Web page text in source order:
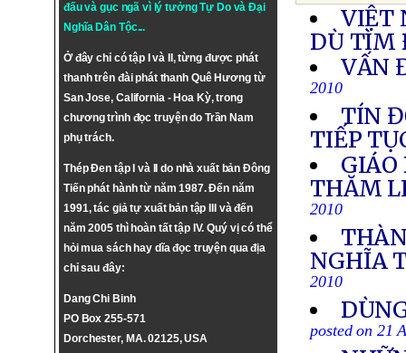
đấu và gục ngã vì lý tưởngTự DovàĐại
Nghĩa Dân Tộc...
Ở đây chỉ có tập I và II, từng được phát
thanh trên đài phát thanh Quê Hương từ
San Jose, California - Hoa Kỳ, trong
chương trình đọc truyện do Trần Nam
phụ trách.
Thép Đen tập I và II do nhà xuất bản Đông
Tiến phát hành từ năm 1987. Đến năm
1991, tác giả tự xuất bản tập III và đến
năm 2005 thì hoàn tất tập IV. Quý vị có thể
hỏi mua sách hay dĩa đọc truyện qua địa
chỉ sau đây:
Dang Chi Binh
PO Box 255-571
Dorchester, MA. 02125, USA
VIỆT
DÙ TÌM
VẤN
2010
TÍN
TIẾP
GIÁO
THĂM
2010
NGHĨA
2010
posted on 21